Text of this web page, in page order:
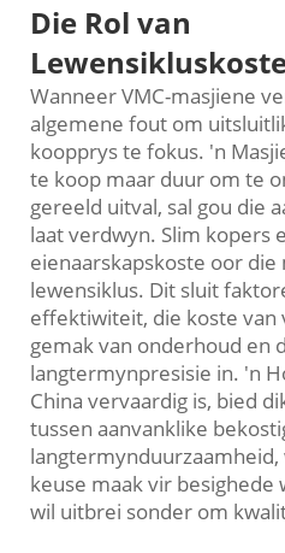
Die Rol van
Wanneer VMC-masjiene
algemene fout om
koopprys te fokus. 'n
te koop maar duur om te
gereeld uitval, sal gou die
laat verdwyn. Slim kopers
eienaarskapskoste oor die
lewensiklus. Dit sluit
effektiwiteit, die koste van
gemak van onderhoud en
langtermynpresisie in. 'n
China vervaardig is, bied
tussen aanvanklike
keuse maak vir
wil uitbrei sonder om